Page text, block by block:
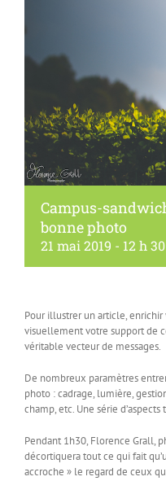
Campus-
bonne photo
21 mai 2019 - 12 h 30
Pour illustrer un article,
visuellement votre support de
véritable vecteur de messages.
De nombreux paramètres
photo : cadrage, lumière,
champ, etc. Une série
Pendant 1h30, Florence Grall,
décortiquera tout ce qui fait
accroche » le regard de ceux